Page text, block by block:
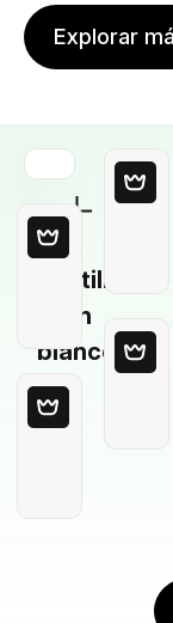
Explorar
Plantilla
en
blanco